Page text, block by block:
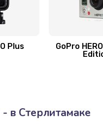
Plus
GoPro
в Стерлитамаке